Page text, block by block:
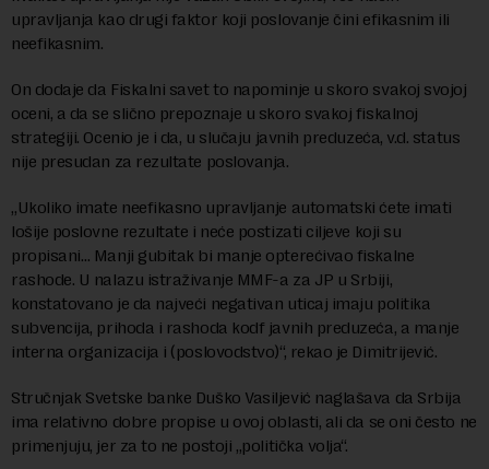
upravljanja kao drugi faktor koji poslovanje čini efikasnim ili
neefikasnim.
On dodaje da Fiskalni savet to napominje u skoro svakoj svojoj
oceni, a da se slično prepoznaje u skoro svakoj fiskalnoj
strategiji. Ocenio je i da, u slučaju javnih preduzeća, v.d. status
nije presudan za rezultate poslovanja.
„Ukoliko imate neefikasno upravljanje automatski ćete imati
lošije poslovne rezultate i neće postizati ciljeve koji su
propisani… Manji gubitak bi manje opterećivao fiskalne
rashode. U nalazu istraživanje MMF-a za JP u Srbiji,
konstatovano je da najveći negativan uticaj imaju politika
subvencija, prihoda i rashoda kodf javnih preduzeća, a manje
interna organizacija i (poslovodstvo)“, rekao je Dimitrijević.
Stručnjak Svetske banke Duško Vasiljević naglašava da Srbija
ima relativno dobre propise u ovoj oblasti, ali da se oni često ne
primenjuju, jer za to ne postoji „politička volja“.